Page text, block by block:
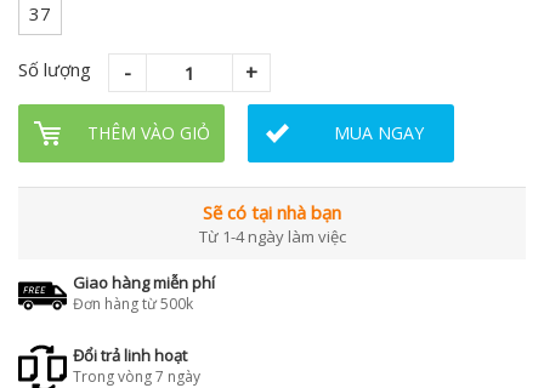
37
Số lượng
THÊM VÀO GIỎ MUA NGAY
Sẽ có tại nhà bạn
Từ 1-4 ngày làm việc
Giao hàng miễn phí
Đơn hàng từ 500k
Đổi trả linh hoạt
Trong vòng 7 ngày